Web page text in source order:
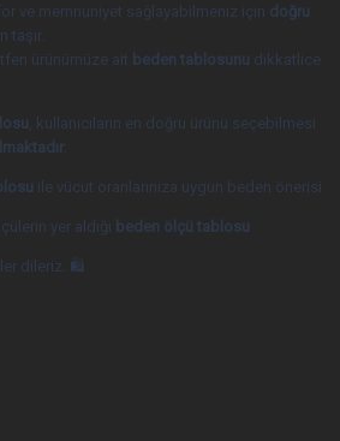
ve memnuniyet sağlayabilmeniz için doğru
taşır.
ürünümüze ait beden tablosunu dikkatlice
, kullanıcıların en doğru ürünü seçebilmesi
:
ile vücut oranlarınıza uygun beden önerisi
yer aldığı beden ölçü tablosu
dileriz. 🛍️